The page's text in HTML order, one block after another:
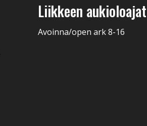
Liikkeen aukioloajat
Avoinna/open ark 8-16